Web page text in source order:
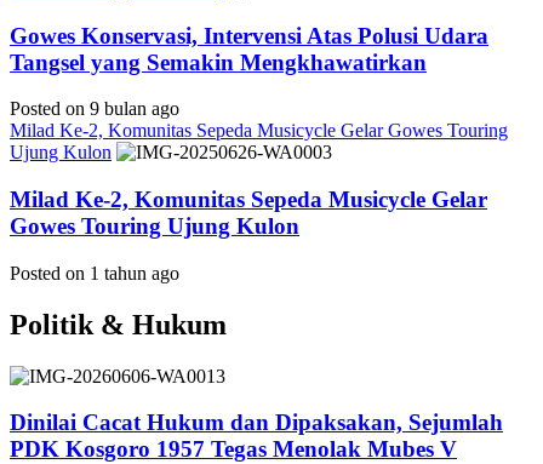
Gowes Konservasi, Intervensi Atas Polusi Udara
Tangsel yang Semakin Mengkhawatirkan
Posted on 9 bulan ago
Milad Ke-2, Komunitas Sepeda Musicycle Gelar Gowes Touring
Ujung Kulon
Milad Ke-2, Komunitas Sepeda Musicycle Gelar
Gowes Touring Ujung Kulon
Posted on 1 tahun ago
Politik & Hukum
Dinilai Cacat Hukum dan Dipaksakan, Sejumlah
PDK Kosgoro 1957 Tegas Menolak Mubes V